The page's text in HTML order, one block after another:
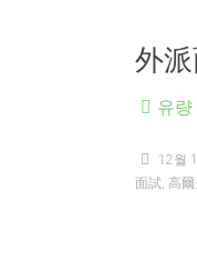
外
유량
12월
面試, 高爾